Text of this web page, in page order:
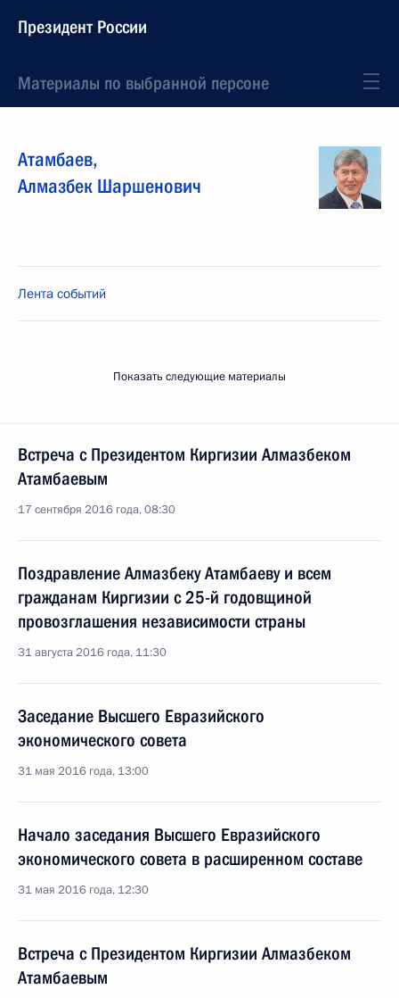
Президент России
Материалы по выбранной персоне
Атамбаев,
Алмазбек Шаршенович
Лента событий
Показать следующие материалы
Встреча с Президентом Киргизии Алмазбеком
Атамбаевым
17 сентября 2016 года, 08:30
Поздравление Алмазбеку Атамбаеву и всем
гражданам Киргизии с 25-й годовщиной
провозглашения независимости страны
31 августа 2016 года, 11:30
Заседание Высшего Евразийского
экономического совета
31 мая 2016 года, 13:00
Начало заседания Высшего Евразийского
экономического совета в расширенном составе
31 мая 2016 года, 12:30
Встреча с Президентом Киргизии Алмазбеком
Атамбаевым